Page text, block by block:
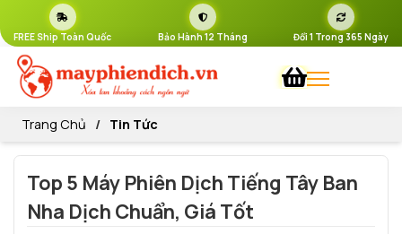
FREE Ship Toàn Quốc Bảo Hành 12 Tháng Đổi 1 Trong 365 Ngày
Trang Chủ Tin Tức
Top 5 Máy Phiên Dịch Tiếng Tây Ban
Nha Dịch Chuẩn, Giá Tốt